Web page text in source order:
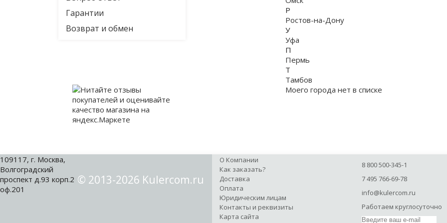
Гарантии
Возврат и обмен
© 2013-2026 Kulercom.ru
109117, г. Москва,
Волгоградский
проспект д.93 корп.2
оф.201
О Компании
Как заказать?
Доставка
Оплата
Юридическим лицам
Контакты и реквизиты
Карта сайта
8 800 500-345-1
7 495 766-69-78
info@kulercom.ru
Работаем круглосуточно
Р
Ростов-на-Дону
У
Уфа
П
Пермь
Т
Тамбов
Моего города нет в списке